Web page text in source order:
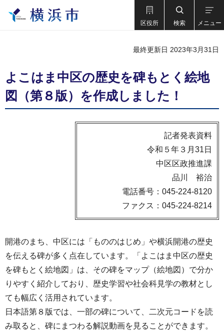
区役所 検索 メニュー
最終更新日 2023年3月31日
よこはま中区の歴史を碑もとく絵地
図（第８版）を作成しました！
記者発表資料
令和５年３月31日
中区区政推進課
品川 裕治
電話番号：045-224-8120
ファクス：045-224-8214
開港のまち、中区には「もののはじめ」や横浜開港の歴史
を伝える碑が多く点在しています。「よこはま中区の歴史
を碑もとく絵地図」は、その碑をマップ（絵地図）で分か
りやすく紹介しており、歴史学習や社会科見学の教材とし
ても幅広く活用されています。
日本語第８版では、一部の碑について、二次元コードを読
み取ると、碑にまつわる解説動画を見ることができます。